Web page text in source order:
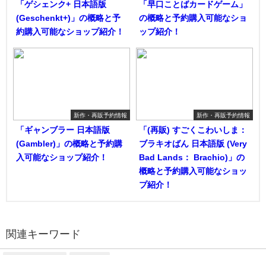
「ゲシェンク+ 日本語版
(Geschenkt+)」の概略と予
約購入可能なショップ紹介！
「早口ことばカードゲーム」
の概略と予約購入可能なショ
ップ紹介！
新作・再販予約情報
「ギャンブラー 日本語版
(Gambler)」の概略と予約購
入可能なショップ紹介！
新作・再販予約情報
「(再販) すごくこわいしま：
ブラキオばん 日本語版 (Very
Bad Lands： Brachio)」の
概略と予約購入可能なショッ
プ紹介！
関連キーワード